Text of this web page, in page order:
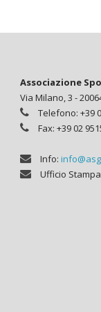
Associazione
Via Milano, 3 -
Telefono: +39
Fax: +39 02
Info:
Ufficio